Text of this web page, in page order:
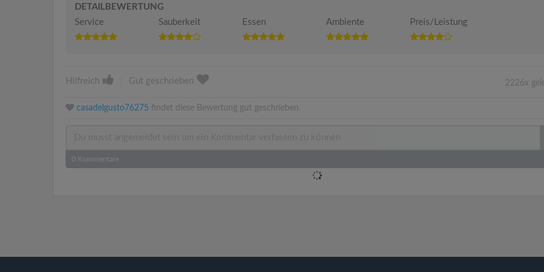
DETAILBEWERTUNG
Service
Sauberkeit Essen Ambiente Preis/Leistung
Hilfreich Gut geschrieben 2226x
casadelgusto76275 findet diese Bewertung gut geschrieben.
0 Kommentare